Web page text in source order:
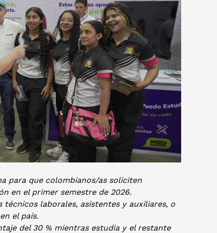
para que colombianos/as soliciten
en el primer semestre de 2026.
laborales, asistentes y auxiliares, o
el país.
del 30 % mientras estudia y el restante